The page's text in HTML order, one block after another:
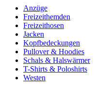
Anzüge
Freizeithemden
Freizeithosen
Jacken
Kopfbedeckungen
Pullover & Hoodies
Schals & Halswärmer
T-Shirts & Poloshirts
Westen